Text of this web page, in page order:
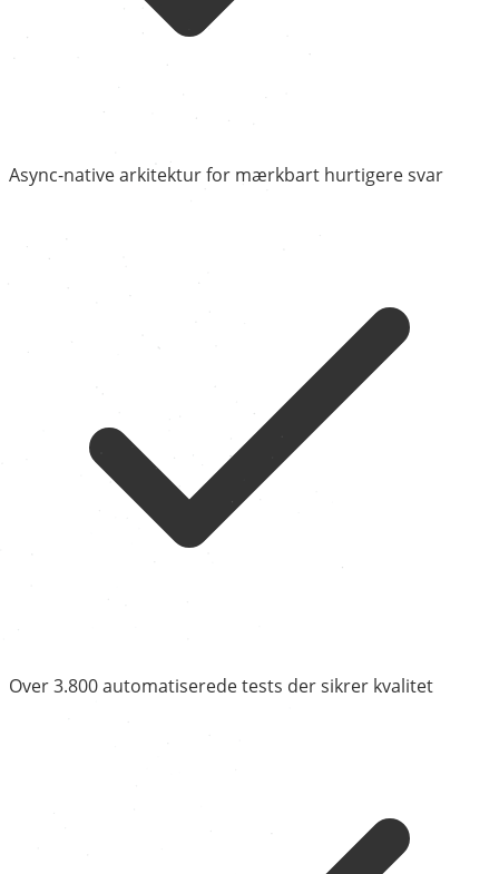
Async-native arkitektur for mærkbart hurtigere svar
Over 3.800 automatiserede tests der sikrer kvalitet